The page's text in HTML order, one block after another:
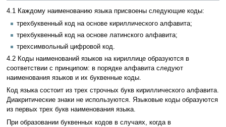
4.1 Каждому наименованию языка присвоены следующие коды:
трехбуквенный код на основе кириллического алфавита;
трехбуквенный код на основе латинского алфавита;
трехсимвольный цифровой код.
4.2 Коды наименований языков на кириллице образуются в
соответствии с принципом: в порядке алфавита следуют
наименования языков и их буквенные коды.
Код языка состоит из трех строчных букв кириллического алфавита.
Диакритические знаки не используются. Языковые коды образуются
из первых трех букв наименования языка.
При образовании буквенных кодов в случаях, когда в